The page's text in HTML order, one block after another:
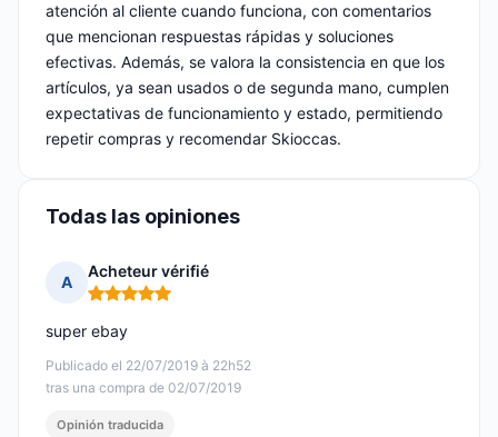
atención al cliente cuando funciona, con comentarios
que mencionan respuestas rápidas y soluciones
efectivas. Además, se valora la consistencia en que los
artículos, ya sean usados o de segunda mano, cumplen
expectativas de funcionamiento y estado, permitiendo
repetir compras y recomendar Skioccas.
Todas las opiniones
A
Acheteur vérifié
Nota: 5 de 5
Publicado el 22/07/2019 à 22h52
tras una compra de 02/07/2019
super ebay
Opinión traducida